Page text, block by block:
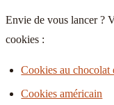
Envie de vous lancer ?
cookies :
Cookies au chocolat
Cookies américain